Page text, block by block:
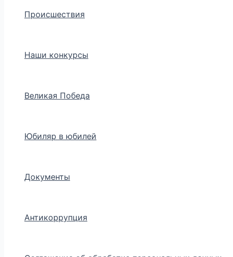
Происшествия
Наши конкурсы
Великая Победа
Юбиляр в юбилей
Документы
Антикоррупция